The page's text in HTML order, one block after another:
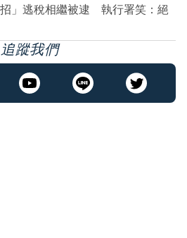
」逃稅相繼被逮 執行署笑：絕
追蹤我們